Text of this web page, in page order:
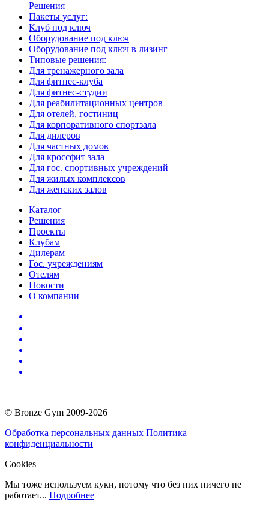
Решения
Пакеты услуг:
Клуб под ключ
Оборудование под ключ
Оборудование под ключ в лизинг
Типовые решения:
Для тренажерного зала
Для фитнес-клуба
Для фитнес-студии
Для реабилитационных центров
Для отелей, гостиниц
Для корпоративного спортзала
Для дилеров
Для частных домов
Для кроссфит зала
Для гос. спортивных учреждений
Для жилых комплексов
Для женских залов
Каталог
Решения
Проекты
Клубам
Дилерам
Гос. учреждениям
Отелям
Новости
О компании
© Bronze Gym 2009-2026
Обработка персональных данных Политика
конфиденциальности
Cookies
Мы тоже используем куки, потому что без них ничего не
работает... Подробнее